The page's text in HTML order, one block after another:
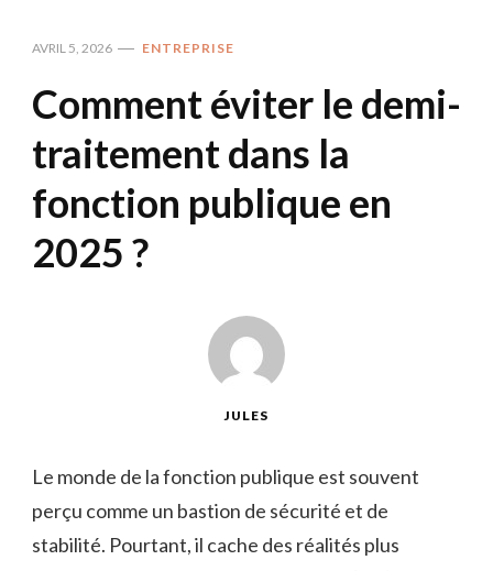
AVRIL 5, 2026 ENTREPRISE
Comment éviter le demi-
traitement dans la
fonction publique en
2025 ?
JULES
Le monde de la fonction publique est souvent
perçu comme un bastion de sécurité et de
stabilité. Pourtant, il cache des réalités plus